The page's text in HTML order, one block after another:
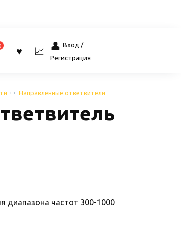
Вход /
Регистрация
Направленные ответвители
диапазона частот 300-1000